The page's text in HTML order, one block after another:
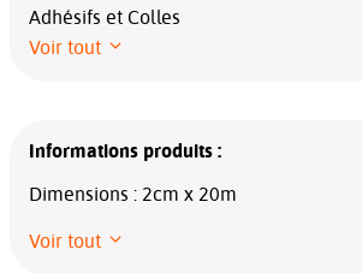
Adhésifs et Colles
Voir tout
Informations produits :
Dimensions : 2cm x 20m
Voir tout